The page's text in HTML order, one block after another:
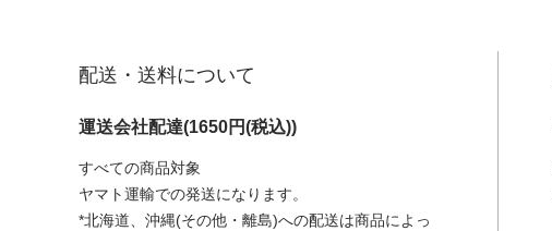
配送・送料について
運送会社配達(1650円(税込))
すべての商品対象
ヤマト運輸での発送になります。
*北海道、沖縄(その他・離島)への配送は商品によっ